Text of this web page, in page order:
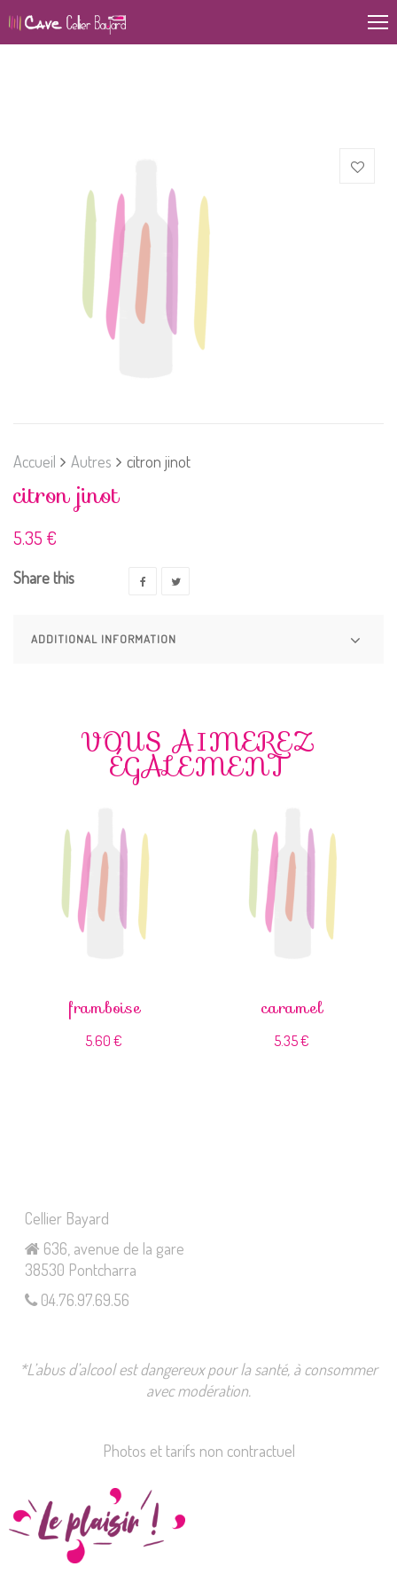
Accueil Autres citron jinot
citron jinot
5.35 €
Share this
ADDITIONAL INFORMATION
VOUS AIMEREZ
ÉGALEMENT
framboise
5.60€
caramel
5.35€
Cellier Bayard
636, avenue de la gare
38530 Pontcharra
04.76.97.69.56
*L’abus d’alcool est dangereux pour la santé, à consommer
avec modération.
Photos et tarifs non contractuel